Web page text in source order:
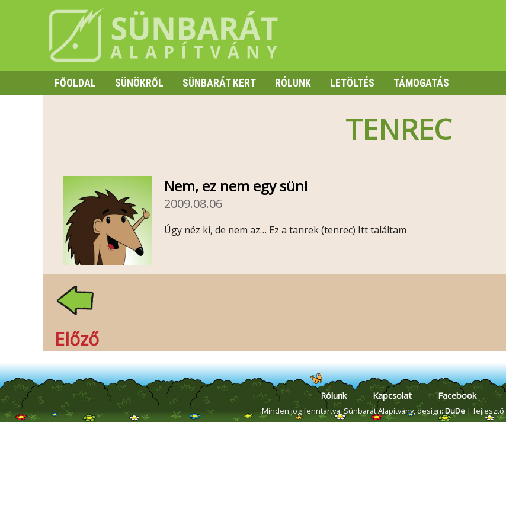
FŐOLDAL
SÜNÖKRŐL
SÜNBARÁT KERT RÓLUNK LETÖLTÉS TÁMOGATÁS
TENREC
Nem, ez nem egy süni
2009.08.06
Úgy néz ki, de nem az… Ez a tanrek (tenrec) Itt találtam
Előző
Rólunk Kapcsolat Facebook
Minden jog fenntartva: Sünbarát Alapítvány,design: DuDe | fejlesztő: